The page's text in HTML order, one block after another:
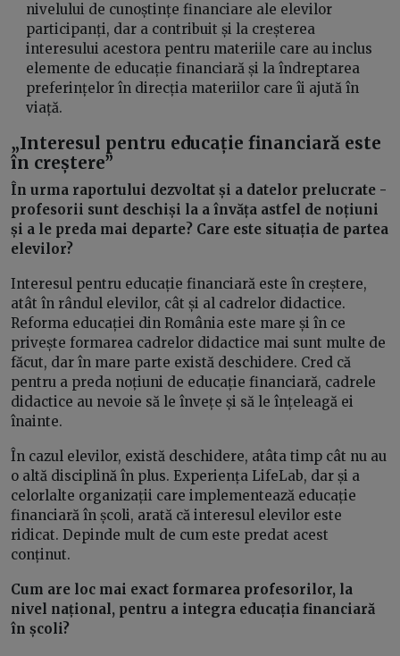
nivelului de cunoștințe financiare ale elevilor
participanți, dar a contribuit și la creșterea
interesului acestora pentru materiile care au inclus
elemente de educație financiară și la îndreptarea
preferințelor în direcția materiilor care îi ajută în
viață.
„Interesul pentru educație financiară este
în creștere”
În urma raportului dezvoltat și a datelor prelucrate -
profesorii sunt deschiși la a învăța astfel de noțiuni
și a le preda mai departe? Care este situația de partea
elevilor?
Interesul pentru educație financiară este în creștere,
atât în rândul elevilor, cât și al cadrelor didactice.
Reforma educației din România este mare și în ce
privește formarea cadrelor didactice mai sunt multe de
făcut, dar în mare parte există deschidere. Cred că
pentru a preda noțiuni de educație financiară, cadrele
didactice au nevoie să le învețe și să le înțeleagă ei
înainte.
În cazul elevilor, există deschidere, atâta timp cât nu au
o altă disciplină în plus. Experiența LifeLab, dar și a
celorlalte organizații care implementează educație
financiară în școli, arată că interesul elevilor este
ridicat. Depinde mult de cum este predat acest
conținut.
Cum are loc mai exact formarea profesorilor, la
nivel național, pentru a integra educația financiară
în școli?